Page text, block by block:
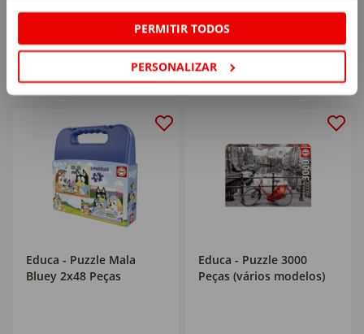
PERMITIR TODOS
PERSONALIZAR
Educa - Puzzle Mala
Bluey 2x48 Peças
Educa - Puzzle 3000
Peças (vários modelos)